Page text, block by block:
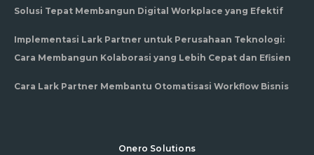
Solusi Tepat Membangun Digital Workplace yang Efektif
Implementasi Lark Partner untuk Perusahaan Teknologi:
Cara Membangun Kolaborasi yang Lebih Cepat dan Efisien
Cara Lark Partner Membantu Otomatisasi Workflow Bisnis
Onero Solutions